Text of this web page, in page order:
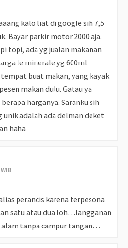
kalo liat di google sih 7,5
Bayar parkir motor 2000 aja.
topi, ada yg jualan makanan
le minerale yg 600ml
tempat buat makan, yang kayak
makan dulu. Gatau ya
harganya. Saranku sih
unik adalah ada delman deket
haha
perancis karena terpesona
satu atau dua loh…langganan
alam tanpa campur tangan…